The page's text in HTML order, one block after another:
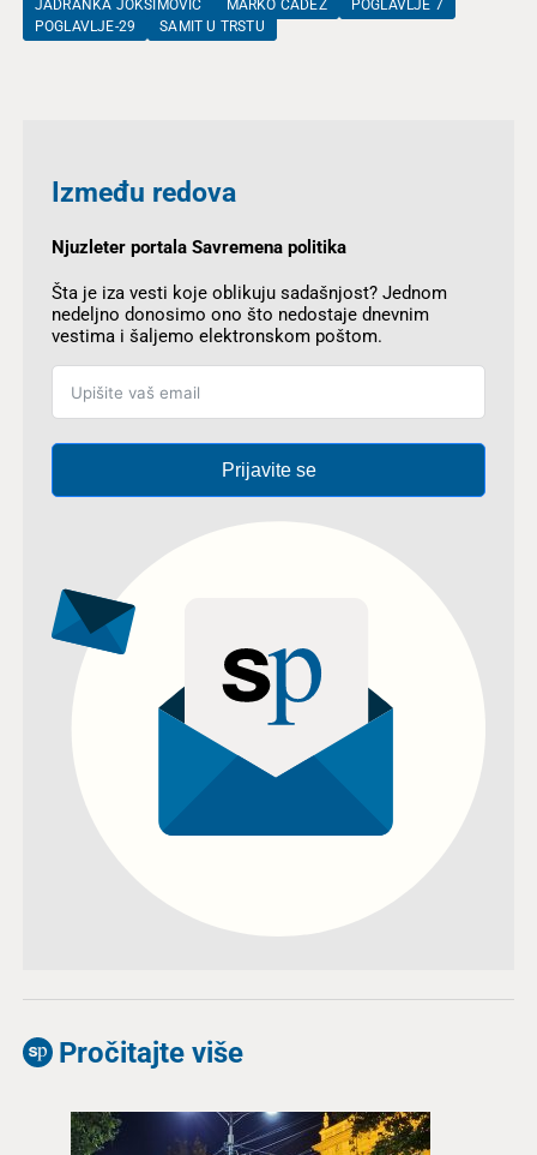
JADRANKA JOKSIMOVIĆ MARKO ČADEŽ
POGLAVLJE 7
POGLAVLJE-29
SAMIT U TRSTU
Između redova
Njuzleter portala Savremena politika
Šta je iza vesti koje oblikuju sadašnjost? Jednom
nedeljno donosimo ono što nedostaje dnevnim
vestima i šaljemo elektronskom poštom.
Prijavite se
Pročitajte više